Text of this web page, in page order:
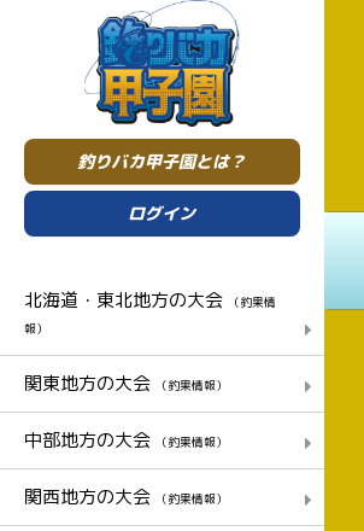
釣りバカ甲子園とは？
ログイン
北海道・東北地方の大会
（釣果情
報）
関東地方の大会 （釣果情報）
中部地方の大会 （釣果情報）
関西地方の大会 （釣果情報）